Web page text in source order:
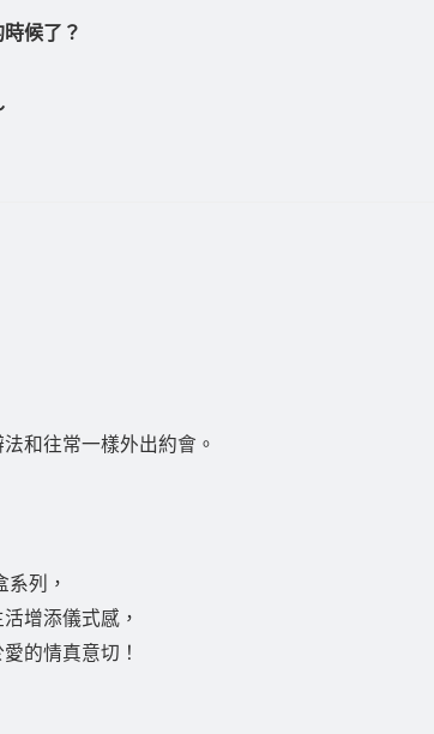
候了？
和往常一樣外出約會。
列，
增添儀式感，
的情真意切！